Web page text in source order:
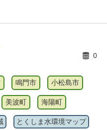
0
鳴門市 小松島市
美波町 海陽町
とくしま水環境マップ